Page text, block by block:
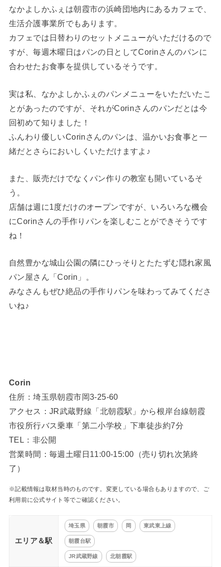
なかよしかふぇは朝霞市の浜崎団地内にあるカフェで、
生活介護事業所でもあります。
カフェでは日替わりのセットメニューがいただけるので
すが、毎週木曜日はパンの日としてCorinさんのパンに
合わせたお食事を提供しているそうです。
実は私、なかよしかふぇのパンメニューをいただいたこ
とがあったのですが、それがCorinさんのパンだとは今
回初めて知りました！
ふんわり優しいCorinさんのパンは、温かいお食事と一
緒だとさらにおいしくいただけますよ♪
また、販売だけでなくパン作りの教室も開いているそ
う。
店舗は週に1度だけのオープンですが、いろいろな機会
にCorinさんの手作りパンを楽しむことができそうです
ね！
自然豊かな城山公園の隣にひっそりとたたずむ隠れ家風
パン屋さん「Corin」。
みなさんもぜひ絶品の手作りパンを味わってみてくださ
いね♪
Corin
住所：埼玉県朝霞市岡3-25-60
アクセス：JR武蔵野線「北朝霞駅」から根岸台線朝霞
市役所行バス乗車「第二小学校」下車徒歩約7分
TEL：非公開
営業時間：毎週土曜日11:00-15:00（売り切れ次第終
了）
※記載情報は取材当時のものです。変更している場合もありますので、ご
利用前に公式サイト等でご確認ください。
エリア＆駅
埼玉県 朝霞市 岡 東武東上線
朝霞台駅
JR武蔵野線 北朝霞駅